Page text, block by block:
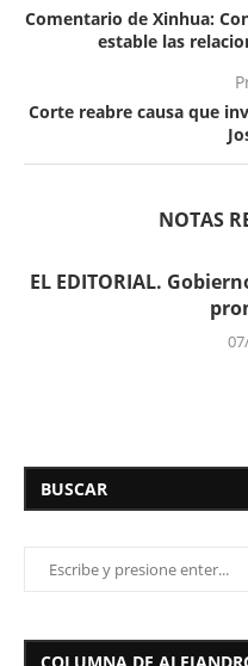
Comentario de Xinhua:
estable las
Corte reabre causa que
NOTAS
EL EDITORIAL.
BUSCAR